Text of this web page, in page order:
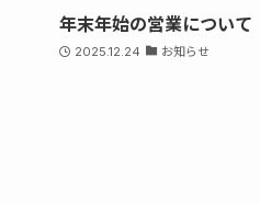
年末年始の営業について
2025.12.24 お知らせ